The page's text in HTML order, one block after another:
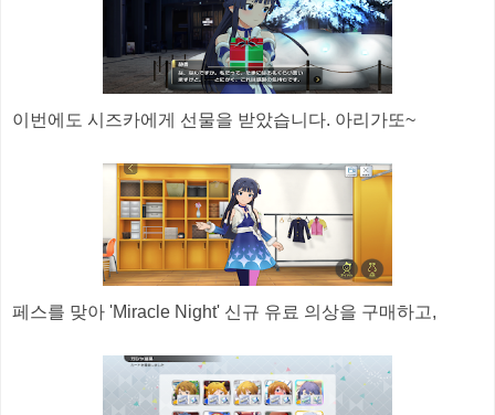
이번에도 시즈카에게 선물을 받았습니다. 아리가또~
페스를 맞아 'Miracle Night' 신규 유료 의상을 구매하고,